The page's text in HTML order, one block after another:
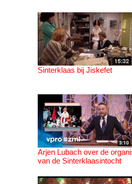
Sinterklaas bij Jiskefet
Arjen Lubach over de
van de Sinterklaasintocht